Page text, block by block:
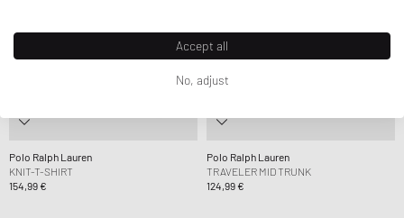
Polo Ralph Lauren
KNIT-T-SHIRT
154,99 €
Polo Ralph Lauren
TRAVELER MID TRUNK
124,99 €
Accept all
No, adjust